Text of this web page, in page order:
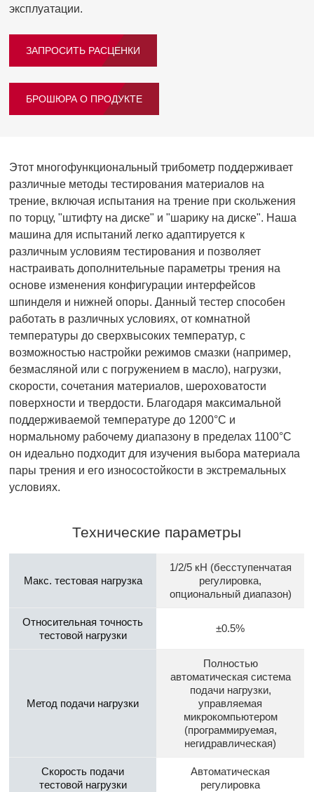
эксплуатации.
ЗАПРОСИТЬ РАСЦЕНКИ
БРОШЮРА О ПРОДУКТЕ
Этот многофункциональный трибометр поддерживает
различные методы тестирования материалов на
трение, включая испытания на трение при скольжения
по торцу, "штифту на диске" и "шарику на диске". Наша
машина для испытаний легко адаптируется к
различным условиям тестирования и позволяет
настраивать дополнительные параметры трения на
основе изменения конфигурации интерфейсов
шпинделя и нижней опоры. Данный тестер способен
работать в различных условиях, от комнатной
температуры до сверхвысоких температур, с
возможностью настройки режимов смазки (например,
безмасляной или с погружением в масло), нагрузки,
скорости, сочетания материалов, шероховатости
поверхности и твердости. Благодаря максимальной
поддерживаемой температуре до 1200°C и
нормальному рабочему диапазону в пределах 1100°C
он идеально подходит для изучения выбора материала
пары трения и его износостойкости в экстремальных
условиях.
Технические параметры
Макс. тестовая нагрузка
1/2/5 кН (бесступенчатая
регулировка,
опциональный диапазон)
Относительная точность
тестовой нагрузки
±0.5%
Метод подачи нагрузки
Полностью
автоматическая система
подачи нагрузки,
управляемая
микрокомпьютером
(программируемая,
негидравлическая)
Скорость подачи
тестовой нагрузки
Автоматическая
регулировка